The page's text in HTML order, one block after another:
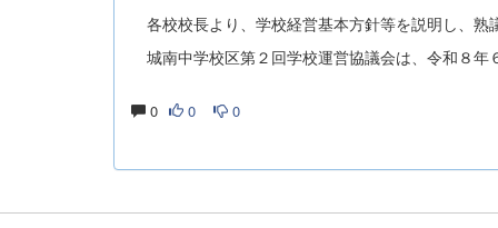
各校校長より、学校経営基本方針等を説明し、
城南中学校区第２回学校運営協議会は、令和８
0 0 0